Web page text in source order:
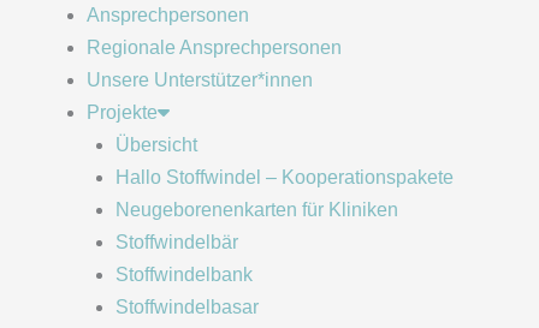
Ansprechpersonen
Regionale Ansprechpersonen
Unsere Unterstützer*innen
Projekte
Übersicht
Hallo Stoffwindel – Kooperationspakete
Neugeborenenkarten für Kliniken
Stoffwindelbär
Stoffwindelbank
Stoffwindelbasar